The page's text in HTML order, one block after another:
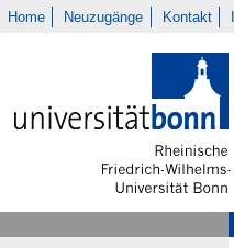
Home Neuzugänge Kontakt